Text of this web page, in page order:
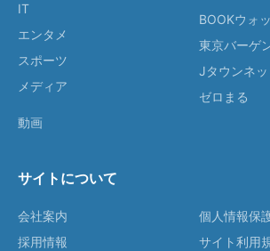
IT
エンタメ
スポーツ
メディア
動画
BOOKウォ
東京バーゲ
Jタウンネッ
ゼロまる
サイトについて
会社案内
採用情報
個人情報保
サイト利用